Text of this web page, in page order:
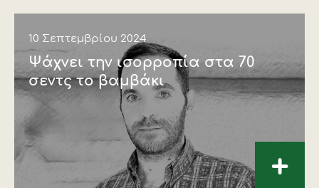
10 Σεπτεμβρίου 2024
Ψάχνει την ισορροπία στα 70
σεντς το βαµβάκι
+